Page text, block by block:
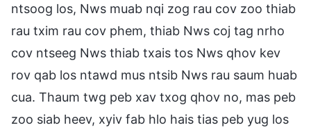
ntsoog los, Nws muab nqi zog rau cov zoo thiab
rau txim rau cov phem, thiab Nws coj tag nrho
cov ntseeg Nws thiab txais tos Nws qhov kev
rov qab los ntawd mus ntsib Nws rau saum huab
cua. Thaum twg peb xav txog qhov no, mas peb
zoo siab heev, xyiv fab hlo hais tias peb yug los